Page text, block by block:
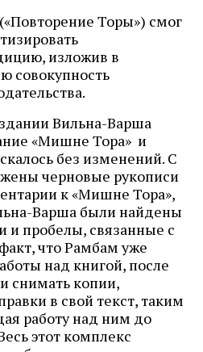
Торы») смог
изложив в
совокупность
Вильна-Варша
«Мишне Тора» и
без изменений. С
черновые рукописи
к «Мишне Тора»,
Варша были найдены
и пробелы, связанные с
что Рамбам уже
над книгой, после
снимать копии,
в свой текст, таким
работу над ним до
этот комплекс